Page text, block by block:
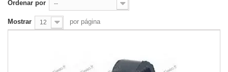
Ordenar por --
Mostrar 12 por página